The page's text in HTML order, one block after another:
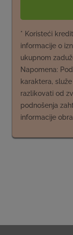
* Koristeći
informacije o
ukupnom
Napomena:
karaktera,
razlikovati od
podnošenja
informacije